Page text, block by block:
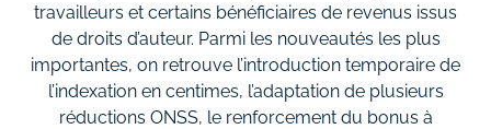
travailleurs et certains bénéficiaires de revenus issus
de droits d’auteur. Parmi les nouveautés les plus
importantes, on retrouve l’introduction temporaire de
l’indexation en centimes, l’adaptation de plusieurs
réductions ONSS, le renforcement du bonus à